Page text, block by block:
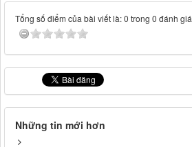
Tổng số điểm của bài viết là: 0 trong 0 đánh giá
Những tin mới hơn